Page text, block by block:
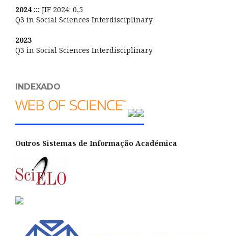
2024 ::: JIF 2024: 0,5
Q3 in Social Sciences Interdisciplinary
2023
Q3 in Social Sciences Interdisciplinary
INDEXADO
Outros Sistemas de Informação Académica